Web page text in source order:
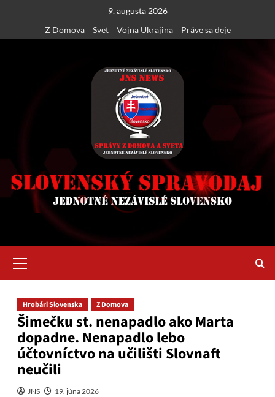
content
9. augusta 2026
Z Domova
Svet Vojna Ukrajina Práve sa deje
Menu
Hrobári Slovenska Z Domova
Šimečku st. nenapadlo ako Marta
dopadne. Nenapadlo lebo
účtovníctvo na učilišti Slovnaft
neučili
JNS 19. júna 2026